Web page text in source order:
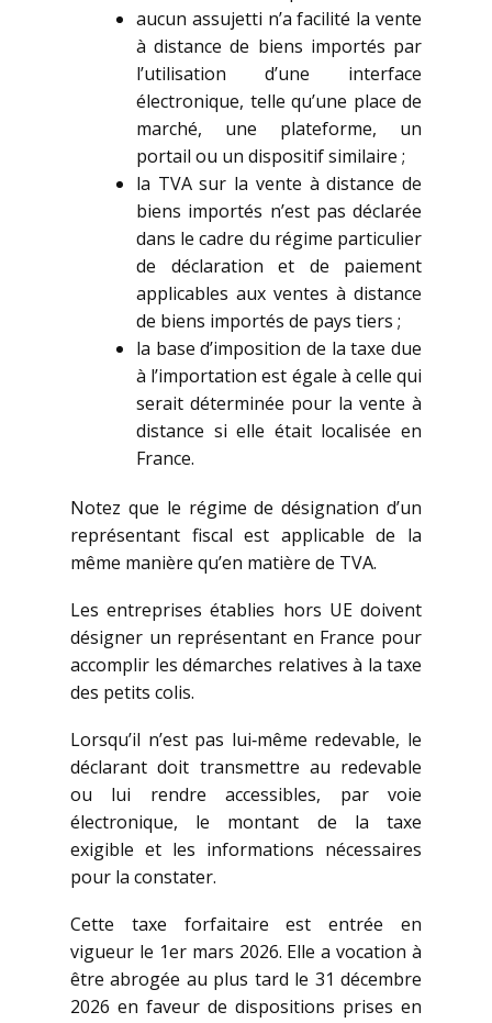
aucun assujetti n’a facilité la vente
à distance de biens importés par
l’utilisation d’une interface
électronique, telle qu’une place de
marché, une plateforme, un
portail ou un dispositif similaire ;
la TVA sur la vente à distance de
biens importés n’est pas déclarée
dans le cadre du régime particulier
de déclaration et de paiement
applicables aux ventes à distance
de biens importés de pays tiers ;
la base d’imposition de la taxe due
à l’importation est égale à celle qui
serait déterminée pour la vente à
distance si elle était localisée en
France.
Notez que le régime de désignation d’un
représentant fiscal est applicable de la
même manière qu’en matière de TVA.
Les entreprises établies hors UE doivent
désigner un représentant en France pour
accomplir les démarches relatives à la taxe
des petits colis.
Lorsqu’il n’est pas lui‑même redevable, le
déclarant doit transmettre au redevable
ou lui rendre accessibles, par voie
électronique, le montant de la taxe
exigible et les informations nécessaires
pour la constater.
Cette taxe forfaitaire est entrée en
vigueur le 1er mars 2026. Elle a vocation à
être abrogée au plus tard le 31 décembre
2026 en faveur de dispositions prises en